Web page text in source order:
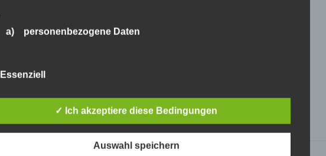
a) personenbezogene Daten
identifizierte oder identifizierbare natürliche Person (im Folgenden
„betroffene Person") beziehen. Als identifizierbar wird eine natürliche
Zuordnung zu einer Kennung wie einem Namen, zu einer
Kennnummer, zu Standortdaten, zu einer Online-Kennung oder zu
einem oder mehreren besonderen Merkmalen, die Ausdruck der
physischen, physiologischen, genetischen, psychischen,
wirtschaftlichen, kulturellen oder sozialen Identität dieser natürlichen
Essenziell
✓ Ich akzeptiere diese Bedingungen
Auswahl speichern